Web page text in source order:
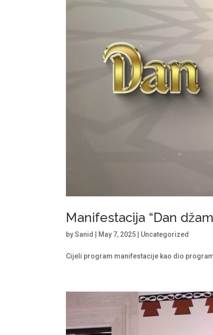
Manifestacija “Dan
bySanid May 7, 2025 Uncategorized
Cijeli program manifestacije kao dio